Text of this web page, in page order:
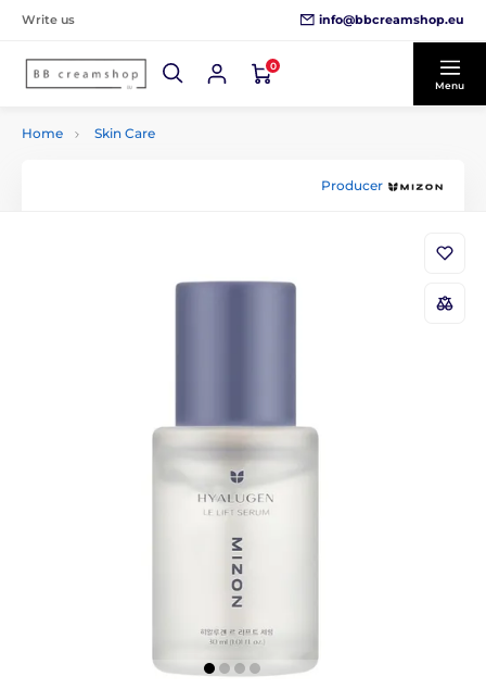
Write us info@bbcreamshop.eu
0
Menu
Home Skin Care
Producer